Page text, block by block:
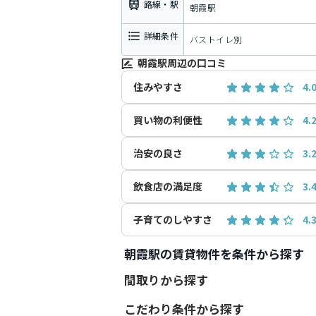
路線・駅 朝霞駅
詳細条件 バストイレ別
朝霞駅周辺の口コミ
住みやすさ
買い物の利便性
治安の良さ
飲食店の満足度
子育てのしやすさ 4.3
朝霞駅の賃貸物件を条件から探す
間取りから探す
こだわり条件から探す